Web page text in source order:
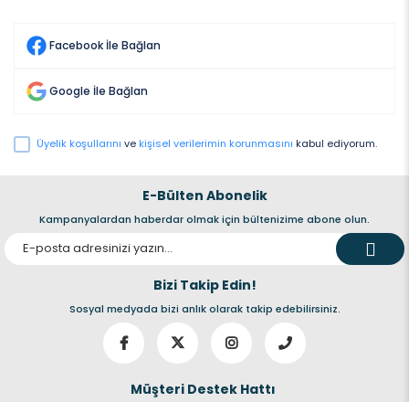
Facebook İle Bağlan
Google İle Bağlan
Üyelik koşullarını ve kişisel verilerimin korunmasını kabul ediyorum.
E-Bülten Abonelik
Kampanyalardan haberdar olmak için bültenizime abone olun.
Bizi Takip Edin!
Sosyal medyada bizi anlık olarak takip edebilirsiniz.
Müşteri Destek Hattı